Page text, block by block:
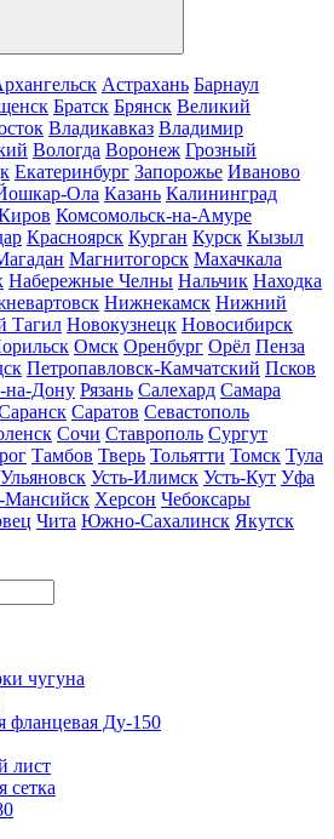
Астрахань Барнаул
Братск Брянск Великий
Владикавказ Владимир
Вологда Воронеж Грозный
Екатеринбург Запорожье Иваново
Ола Казань Калининград
Комсомольск-на-Амуре
Красноярск Курган Курск Кызыл
Магнитогорск Махачкала
Набережные Челны Нальчик Находка
Нижнекамск Нижний
Тагил Новокузнецк Новосибирск
Омск Оренбург Орёл Пенза
Петропавловск-Камчатский Псков
на-Дону Рязань Салехард Самара
Саратов Севастополь
Сочи Ставрополь Сургут
Тамбов Тверь Тольятти Томск Тула
Ульяновск Усть-Илимск Усть-Кут Уфа
Херсон Чебоксары
Чита Южно-Сахалинск Якутск
чугуна
фланцевая Ду-150
лист
сетка